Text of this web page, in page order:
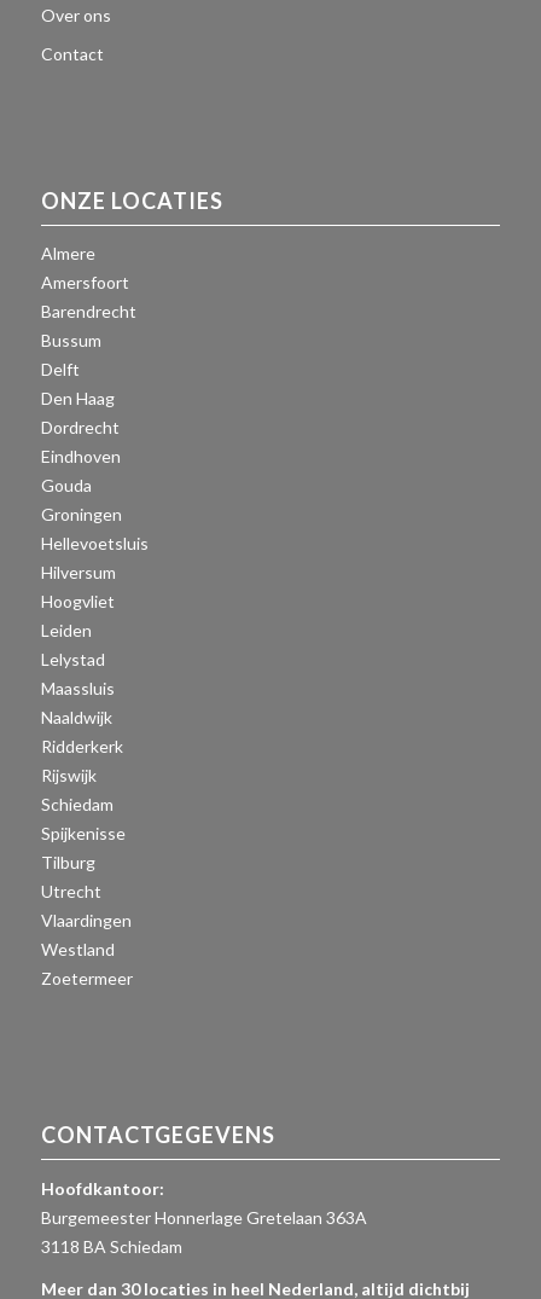
Over ons
Contact
ONZE LOCATIES
Almere
Amersfoort
Barendrecht
Bussum
Delft
Den Haag
Dordrecht
Eindhoven
Gouda
Groningen
Hellevoetsluis
Hilversum
Hoogvliet
Leiden
Lelystad
Maassluis
Naaldwijk
Ridderkerk
Rijswijk
Schiedam
Spijkenisse
Tilburg
Utrecht
Vlaardingen
Westland
Zoetermeer
CONTACTGEGEVENS
Hoofdkantoor:
Burgemeester Honnerlage Gretelaan 363A
3118 BA Schiedam
Meer dan 30 locaties in heel Nederland, altijd dichtbij